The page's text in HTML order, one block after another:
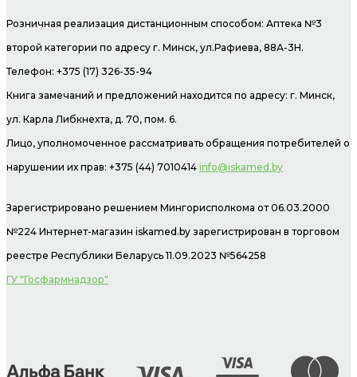
Розничная реализация дистанционным способом: Аптека №3
второй категории по адресу г. Минск, ул.Рафиева, 88А-3Н.
Телефон: +375 (17) 326-35-94
Книга замечаний и предложений находится по адресу: г. Минск,
ул. Карла Либкнехта, д. 70, пом. 6.
Лицо, уполномоченное рассматривать обращения потребителей о
нарушении их прав: +375 (44) 7010414 info@iskamed.by
Зарегистрировано решением Мингорисполкома от 06.03.2000
№224 Интернет-магазин iskamed.by зарегистрирован в торговом
реестре Республики Беларусь 11.09.2023 №564258
ГУ "Госфармнадзор"